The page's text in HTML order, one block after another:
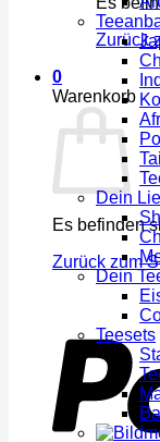
Zurück
0
Warenkorb
Es befinden
Zurück zum
Dein
Dein
Teesets